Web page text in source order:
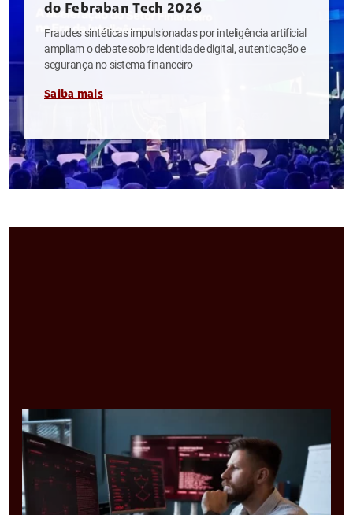
do Febraban Tech 2026
Fraudes sintéticas impulsionadas por inteligência artificial
ampliam o debate sobre identidade digital, autenticação e
segurança no sistema financeiro
Saiba mais